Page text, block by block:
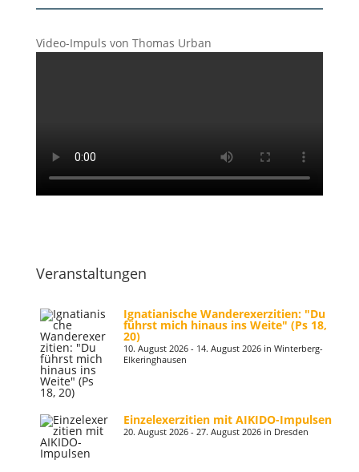
Video-Impuls von Thomas Urban
Veranstaltungen
Ignatianische Wanderexerzitien: "Du
führst mich hinaus ins Weite" (Ps 18,
20)
10. August 2026 - 14. August 2026 in Winterberg-
Elkeringhausen
Einzelexerzitien mit AIKIDO-Impulsen
20. August 2026 - 27. August 2026 in Dresden